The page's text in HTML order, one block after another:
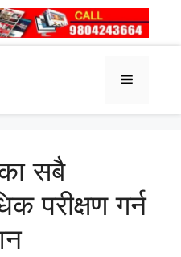
Menu
सबै
परीक्षण गर्न